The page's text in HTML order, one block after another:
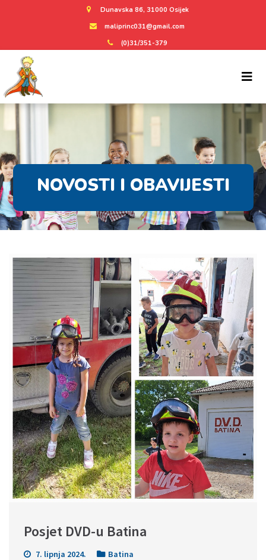
Dunavska 86, 31000 Osijek
maliprinc031@gmail.com
(0)31/351-379
NOVOSTI I OBAVIJESTI
Posjet DVD-u Batina
7. lipnja 2024. Batina